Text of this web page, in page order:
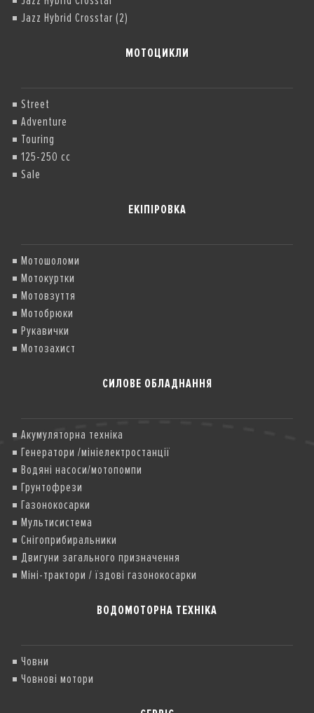
Jazz Hybrid Crosstar (2)
МОТОЦИКЛИ
Street
Adventure
Touring
125-250 cc
Sale
ЕКІПІРОВКА
Мотошоломи
Мотокуртки
Мотовзуття
Мотобрюки
Рукавички
Мотозахист
СИЛОВЕ ОБЛАДНАННЯ
Акумуляторна техніка
Генератори /мініелектростанції
Водяні насоси/мотопомпи
Грунтофрези
Газонокосарки
Мультисистема
Снігоприбиральники
Двигуни загального призначення
Міні-трактори / їздові газонокосарки
ВОДОМОТОРНА ТЕХНІКА
Човни
Човнові мотори